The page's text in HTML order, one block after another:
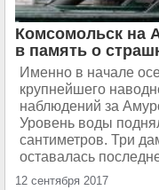
Комсомольск на
в память о
Именно в начале
крупнейшего
наблюдений за
Уровень воды
сантиметров. Три
оставалась
12 сентября 2017